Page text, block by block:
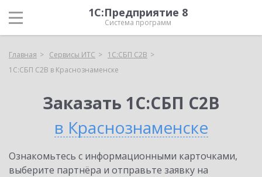
1С:Предприятие 8
Система программ
Главная Сервисы ИТС
1С:СБП C2B
1С:СБП C2B в Краснознаменске
Заказать 1С:СБП C2B
в Краснознаменске
Ознакомьтесь с информационными карточками,
выберите партнёра и отправьте заявку на